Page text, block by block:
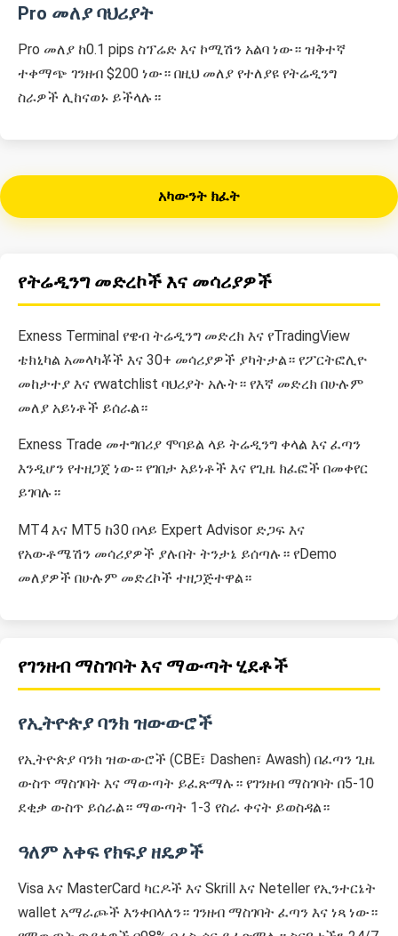
Pro መለያ ባህሪያት
Pro መለያ ከ0.1 pips ስፕሬድ እና ኮሚሽን አልባ ነው። ዝቅተኛ
ተቀማጭ ገንዘብ $200 ነው። በዚህ መለያ የተለያዩ የትሬዲንግ
ስራዎች ሊከናወኑ ይችላሉ።
አካውንት ክፈት
የትሬዲንግ መድረኮች እና መሳሪያዎች
Exness Terminal የዌብ ትሬዲንግ መድረክ እና የTradingView
ቴክኒካል አመላካቾች እና 30+ መሳሪያዎች ያካትታል። የፖርትፎሊዮ
መከታተያ እና የwatchlist ባህሪያት አሉት። የእኛ መድረክ በሁሉም
መለያ አይነቶች ይሰራል።
Exness Trade መተግበሪያ ሞባይል ላይ ትሬዲንግ ቀላል እና ፈጣን
እንዲሆን የተዘጋጀ ነው። የገበታ አይነቶች እና የጊዜ ክፈፎች በመቀየር
ይገባሉ።
MT4 እና MT5 ከ30 በላይ Expert Advisor ድጋፍ እና
የአውቶሜሽን መሳሪያዎች ያሉበት ትንታኔ ይሰጣሉ። የDemo
መለያዎች በሁሉም መድረኮች ተዘጋጅተዋል።
የገንዘብ ማስገባት እና ማውጣት ሂደቶች
የኢትዮጵያ ባንክ ዝውውሮች
የኢትዮጵያ ባንክ ዝውውሮች (CBE፣ Dashen፣ Awash) በፈጣን ጊዜ
ውስጥ ማስገባት እና ማውጣት ይፈጽማሉ። የገንዘብ ማስገባት በ5-10
ደቂቃ ውስጥ ይሰራል። ማውጣት 1-3 የስራ ቀናት ይወስዳል።
ዓለም አቀፍ የክፍያ ዘዴዎች
Visa እና MasterCard ካርዶች እና Skrill እና Neteller የኢንተርኔት
wallet አማራጮች እንቀበላለን። ገንዘብ ማስገባት ፈጣን እና ነጻ ነው።